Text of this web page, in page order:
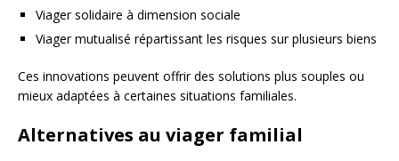
Viager solidaire à dimension sociale
Viager mutualisé répartissant les risques sur plusieurs biens
Ces innovations peuvent offrir des solutions plus souples ou
mieux adaptées à certaines situations familiales.
Alternatives au viager familial